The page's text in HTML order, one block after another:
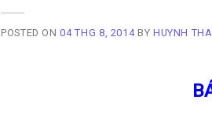
POSTED ON04 THG 8, 2014BY HUYNH